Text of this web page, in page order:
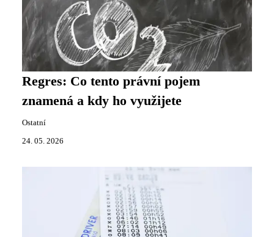
Regres: Co tento právní pojem
znamená a kdy ho využijete
Ostatní
24. 05. 2026